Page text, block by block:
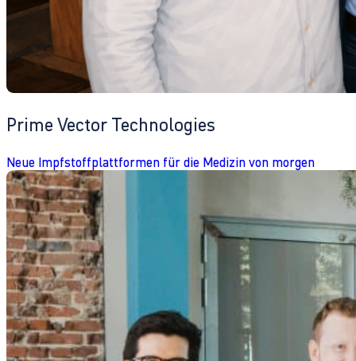
Prime Vector Technologies
Neue Impfstoffplattformen für die Medizin von morgen